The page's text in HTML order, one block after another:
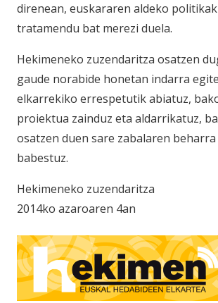
direnean, euskararen aldeko
tratamendu bat merezi duela.
Hekimeneko zuzendaritza osatzen
gaude norabide honetan indarra
elkarrekiko errespetutik abiatuz,
proiektua zainduz eta aldarrikatuz,
osatzen duen sare zabalaren
babestuz.
Hekimeneko zuzendaritza
2014ko azaroaren 4an